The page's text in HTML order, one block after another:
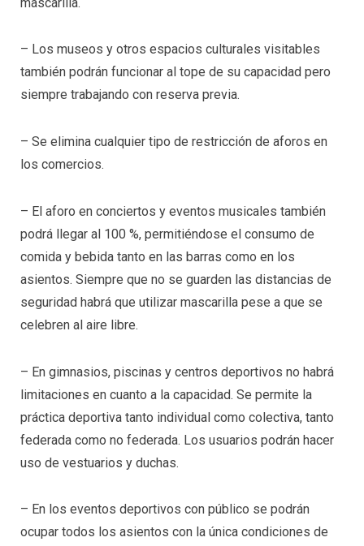
– Los museos y otros espacios culturales visitables
también podrán funcionar al tope de su capacidad pero
siempre trabajando con reserva previa.
– Se elimina cualquier tipo de restricción de aforos en
los comercios.
– El aforo en conciertos y eventos musicales también
podrá llegar al 100 %, permitiéndose el consumo de
comida y bebida tanto en las barras como en los
asientos. Siempre que no se guarden las distancias de
seguridad habrá que utilizar mascarilla pese a que se
celebren al aire libre.
– En gimnasios, piscinas y centros deportivos no habrá
limitaciones en cuanto a la capacidad. Se permite la
práctica deportiva tanto individual como colectiva, tanto
federada como no federada. Los usuarios podrán hacer
uso de vestuarios y duchas.
– En los eventos deportivos con público se podrán
ocupar todos los asientos con la única condiciones de